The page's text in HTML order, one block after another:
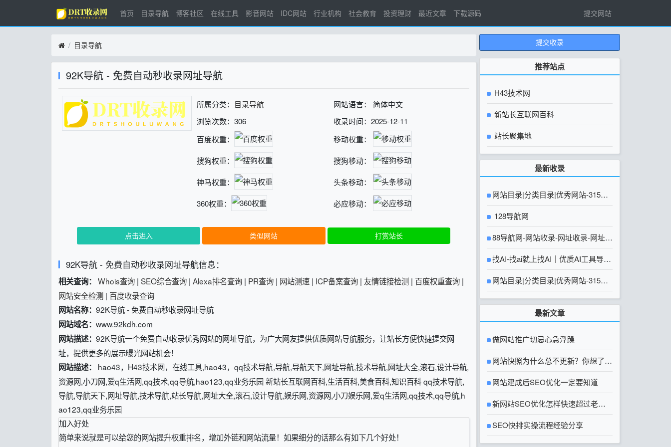
首页 目录导航 博客社区 在线工具 影音网站 IDC网站 行业机构 社会教育 投资理财 最近文章 下载源码 提交网站
目录导航
92K导航 - 免费自动秒收录网址导航
所属分类： 目录导航
网站语言： 简体中文
浏览次数：306
收录时间：2025-12-11
百度权重：
移动权重：
搜狗权重： 搜狗移动：
神马权重： 头条移动：
360权重： 必应移动：
点击进入 类似网站 打赏站长
92K导航 - 免费自动秒收录网址导航信息：
相关查询： Whois查询 | SEO综合查询 | Alexa排名查询 | PR查询 | 网站测速 | ICP备案查询 | 友情链接检测 | 百度权重查询 |
网站安全检测 | 百度收录查询
网站名称： 92K导航 - 免费自动秒收录网址导航
网站域名： www.92kdh.com
网站描述： 92K导航一个免费自动收录优秀网站的网址导航，为广大网友提供优质网站导航服务，让站长方便快捷提交网
址，提供更多的展示曝光网站机会！
网站描述：
hao43，H43技术网，在线工具,hao43，qq技术导航,导航,导航天下,网址导航,技术导航,网址大全,滚石,设计导航,
资源网,小刀网,爱q生活网,qq技术,qq导航,hao123,qq业务乐园 新站长互联网百科,生活百科,美食百科,知识百科 qq技术导航,
导航,导航天下,网址导航,技术导航,站长导航,网址大全,滚石,设计导航,娱乐网,资源网,小刀娱乐网,爱q生活网,qq技术,qq导航,h
ao123,qq业务乐园
加入好处
简单来说就是可以给您的网站提升权重排名，增加外链和网站流量！如果细分的话那么有如下几个好处！
提交收录
推荐站点
H43技术网
新站长互联网百科
站长聚集地
最新收录
网站目录|分类目录|优秀网站-315友
链网【官方网站】
128导航网
88导航网-网站收录-网址收录-网址导
航-收录网站-自助广告系统
找AI-找ai就上找AI｜优质AI工具导航
大全
网站目录|分类目录|优秀网站-315友
链网【官方网站】
最新文章
做网站推广切忌心急浮躁
网站快照为什么总不更新？你想了解
的网站快照问题都在这里
网站建成后SEO优化一定要知道
新网站SEO优化怎样快速超过老网
站？
SEO快排实操流程经验分享